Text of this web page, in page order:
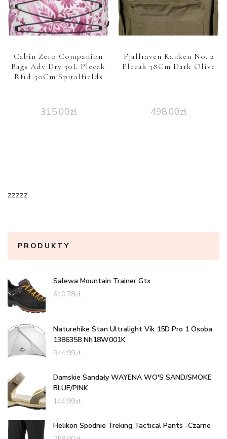
Cabin Zero Companion
Bags Adv Dry 30L Plecak
Rfid 50Cm Spitalfields
315,00zł
Fjallraven Kanken No. 2
Plecak 38Cm Dark Olive
498,00zł
zzzzz
PRODUKTY
Salewa Mountain Trainer Gtx
640,78zł
Naturehike Stan Ultralight Vik 15D Pro 1 Osoba
1386358 Nh18W001K
944,99zł
Damskie Sandały WAYENA WO'S SAND/SMOKE
BLUE/PINK
144,99zł
Helikon Spodnie Treking Tactical Pants -Czarne